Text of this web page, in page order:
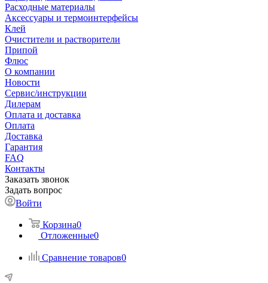
Расходные материалы
Аксессуары и термоинтерфейсы
Клей
Очистители и растворители
Припой
Флюс
О компании
Новости
Сервис/инструкции
Дилерам
Оплата и доставка
Оплата
Доставка
Гарантия
FAQ
Контакты
Заказать звонок
Задать вопрос
Войти
Корзина0
Отложенные0
Сравнение товаров0